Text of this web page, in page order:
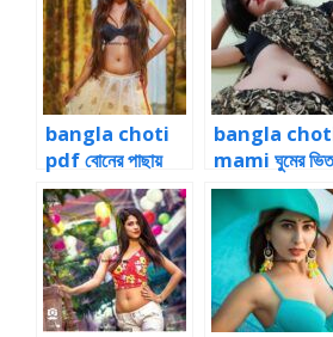
bangla choti
pdf বোনের পাছায়
ধোন ঠেকিয়ে ডগি
স্টাইলে চোদা ২
bangla
mami ঘুমের
মামীর ভোদায় ধোন
ঢুকিয়ে ঠাপানো